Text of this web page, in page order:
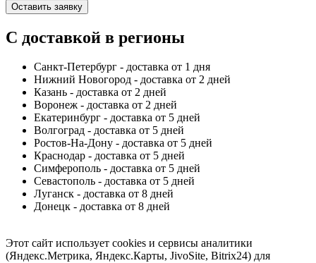
Оставить заявку
С доставкой в регионы
Санкт-Петербург - доставка от 1 дня
Нижний Новогород - доставка от 2 дней
Казань - доставка от 2 дней
Воронеж - доставка от 2 дней
Екатеринбург - доставка от 5 дней
Волгоград - доставка от 5 дней
Ростов-На-Дону - доставка от 5 дней
Краснодар - доставка от 5 дней
Симферополь - доставка от 5 дней
Севастополь - доставка от 5 дней
Луганск - доставка от 8 дней
Донецк - доставка от 8 дней
Этот сайт использует cookies и сервисы аналитики
(Яндекс.Метрика, Яндекс.Карты, JivoSite, Bitrix24) для